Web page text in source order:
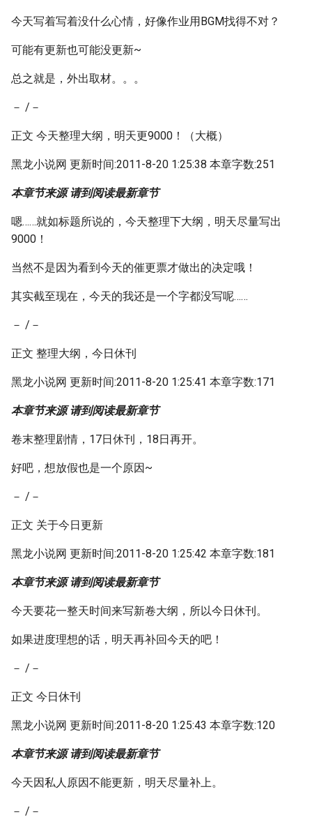
今天写着写着没什么心情，好像作业用BGM找得不对？
可能有更新也可能没更新~
总之就是，外出取材。。。
－ /－
正文 今天整理大纲，明天更9000！（大概）
黑龙小说网 更新时间:2011-8-20 1:25:38 本章字数:251
本章节来源 请到阅读最新章节
嗯……就如标题所说的，今天整理下大纲，明天尽量写出
9000！
当然不是因为看到今天的催更票才做出的决定哦！
其实截至现在，今天的我还是一个字都没写呢……
－ /－
正文 整理大纲，今日休刊
黑龙小说网 更新时间:2011-8-20 1:25:41 本章字数:171
本章节来源 请到阅读最新章节
卷末整理剧情，17日休刊，18日再开。
好吧，想放假也是一个原因~
－ /－
正文 关于今日更新
黑龙小说网 更新时间:2011-8-20 1:25:42 本章字数:181
本章节来源 请到阅读最新章节
今天要花一整天时间来写新卷大纲，所以今日休刊。
如果进度理想的话，明天再补回今天的吧！
－ /－
正文 今日休刊
黑龙小说网 更新时间:2011-8-20 1:25:43 本章字数:120
本章节来源 请到阅读最新章节
今天因私人原因不能更新，明天尽量补上。
－ /－